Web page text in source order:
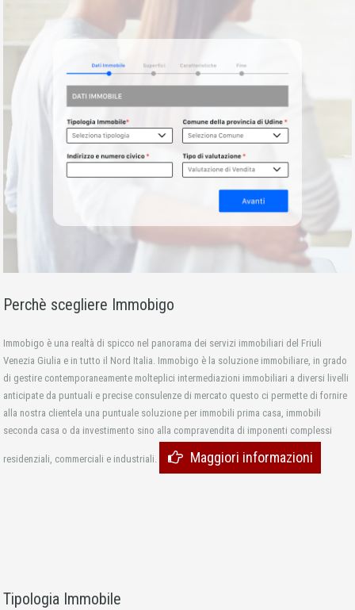
Perchè scegliere Immobigo
Immobigo è una realtà di spicco nel panorama dei servizi immobiliari del Friuli
Venezia Giulia e in tutto il Nord Italia. Immobigo è la soluzione immobiliare, in grado
di gestire contemporaneamente molteplici intermediazioni immobiliari a diversi livelli
anticipate da puntuali e precise consulenze di mercato questo ci permette di fornire
alla nostra clientela una puntuale soluzione per immobili prima casa, immobili
seconda casa o da investimento sino alla compravendita di imponenti complessi
residenziali, commerciali e industriali. Maggiori informazioni
Tipologia Immobile